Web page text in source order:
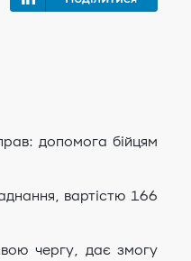
допомога бійцям
вартістю 166
чергу, дає змогу